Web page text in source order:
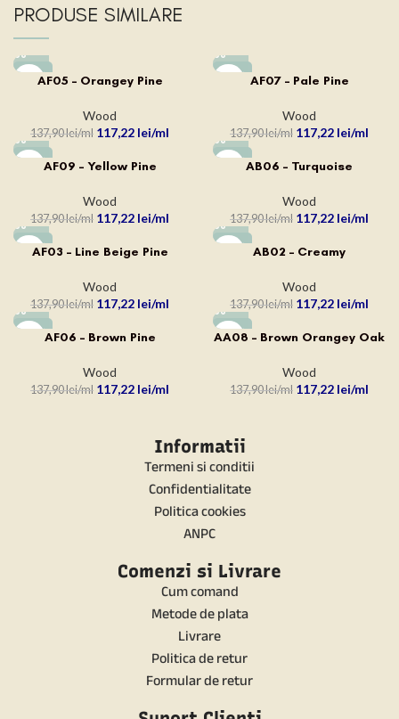
PRODUSE SIMILARE
-15%AF05 – Orangey Pine
Wood
137,90lei 117,22 lei
-15% AF07 – Pale Pine
Wood
137,90lei 117,22 lei
-15%AF09 – Yellow Pine
Wood
137,90lei 117,22 lei
-15%AB06 – Turquoise
Wood
137,90lei 117,22 lei
-15%AF03 – Line Beige Pine
Wood
137,90lei 117,22 lei
-15% AB02 – Creamy
Wood
137,90lei 117,22 lei
-15%AF06 – Brown Pine
Wood
137,90lei 117,22 lei
-15%
AA08 – Brown Orangey Oak
Wood
137,90lei 117,22 lei
Informatii
Termeni si conditii
Confidentialitate
Politica cookies
ANPC
Comenzi si Livrare
Cum comand
Metode de plata
Livrare
Politica de retur
Formular de retur